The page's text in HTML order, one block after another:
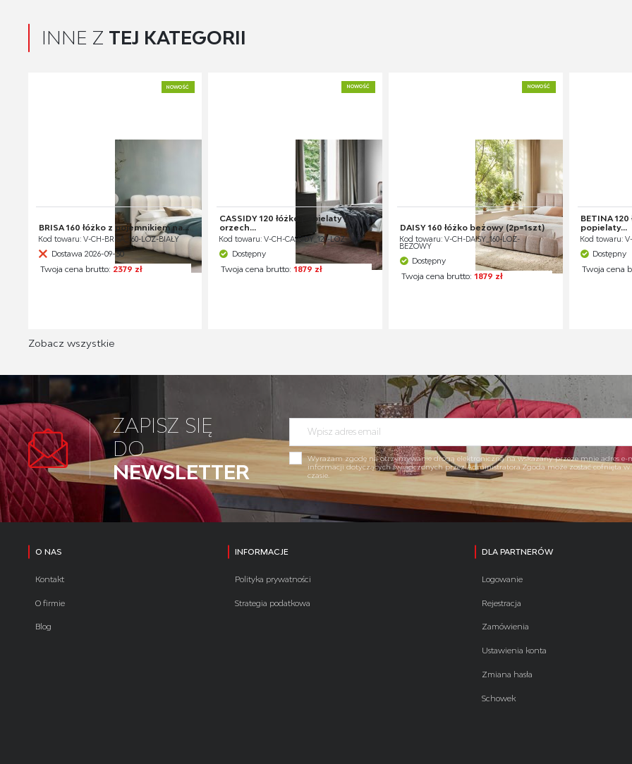
INNE Z TEJ KATEGORII
NOWOŚĆ
BRISA 160 łóżko z pojemnikiem na...
Kod towaru: V-CH-BRISA_160-LOZ-BIAŁY
Dostawa 2026-09-30
Twoja cena brutto: 2379 zł
NOWOŚĆ
CASSIDY 120 łóżko popielaty /
orzech...
Kod towaru: V-CH-CASSIDY_120-LOZ
Dostępny
Twoja cena brutto:1879 zł
NOWOŚĆ
DAISY 160 łóżko beżowy (2p=1szt)
Kod towaru: V-CH-DAISY_160-LOZ-
BEŻOWY
Dostępny
Twoja cena brutto: 1879 zł
BETINA
popielaty...
Kod towaru:
Dostępny
Twoja cena
Zobacz wszystkie
ZAPISZ SIĘ
DO
NEWSLETTER
Wyrażam zgodę na otrzymywanie drogą elektroniczną na wskazany przeze mnie adres e-
informacji dotyczących świadczonych przez Administratora.Zgoda może zostać cofnięta
czasie.
O NAS
Kontakt
O firmie
Blog
INFORMACJE
Polityka prywatności
Strategia podatkowa
DLA PARTNERÓW
Logowanie
Rejestracja
Zamówienia
Ustawienia konta
Zmiana hasła
Schowek